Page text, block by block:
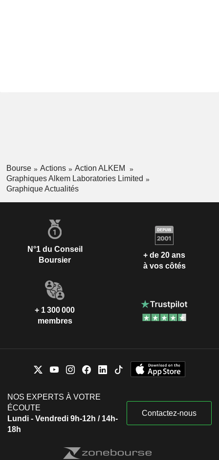
Bourse Actions
Action ALKEM
Graphiques Alkem Laboratories Limited
Graphique Actualités
N°1 du Conseil
Boursier
+ de 20 ans
à vos côtés
+ 1 300 000
membres
NOS EXPERTS À VOTRE
ÉCOUTE
Lundi - Vendredi 9h-12h / 14h-
18h
Contactez-nous